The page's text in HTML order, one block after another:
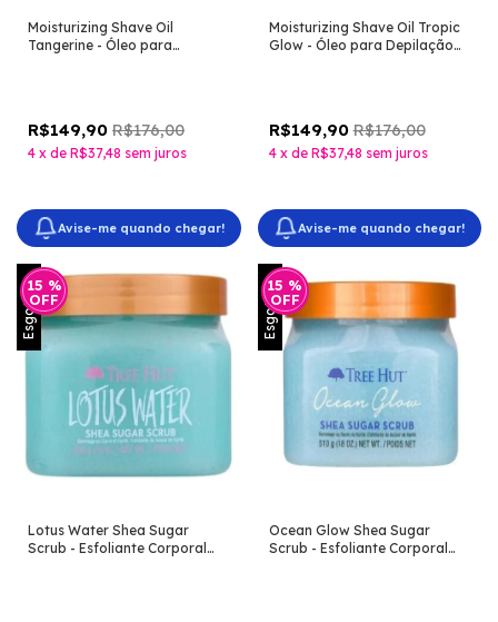
Moisturizing Shave Oil
Tangerine - Óleo para
R$149,90 R$176,00
4 x de R$37,48 sem juros
Avise-me quando chegar!
Moisturizing Shave Oil Tropic
Glow - Óleo para Depilação
R$149,90 R$176,00
4 x de R$37,48 sem juros
Avise-me quando chegar!
15 %
OFF
Esgotado
Lotus Water Shea Sugar
Scrub - Esfoliante Corporal
15 %
OFF
Esgotado
Ocean Glow Shea Sugar
Scrub - Esfoliante Corporal